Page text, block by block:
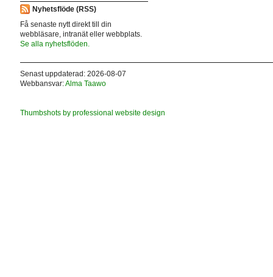
Nyhetsflöde (RSS)
Få senaste nytt direkt till din
webbläsare, intranät eller webbplats.
Se alla nyhetsflöden.
Senast uppdaterad: 2026-08-07
Webbansvar:Alma Taawo
Thumbshots by professional website design